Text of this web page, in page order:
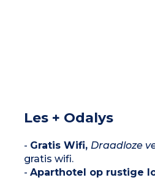
Les + Odalys
- Gratis Wifi, Draadloze
gratis wifi.
- Aparthotel op rustige